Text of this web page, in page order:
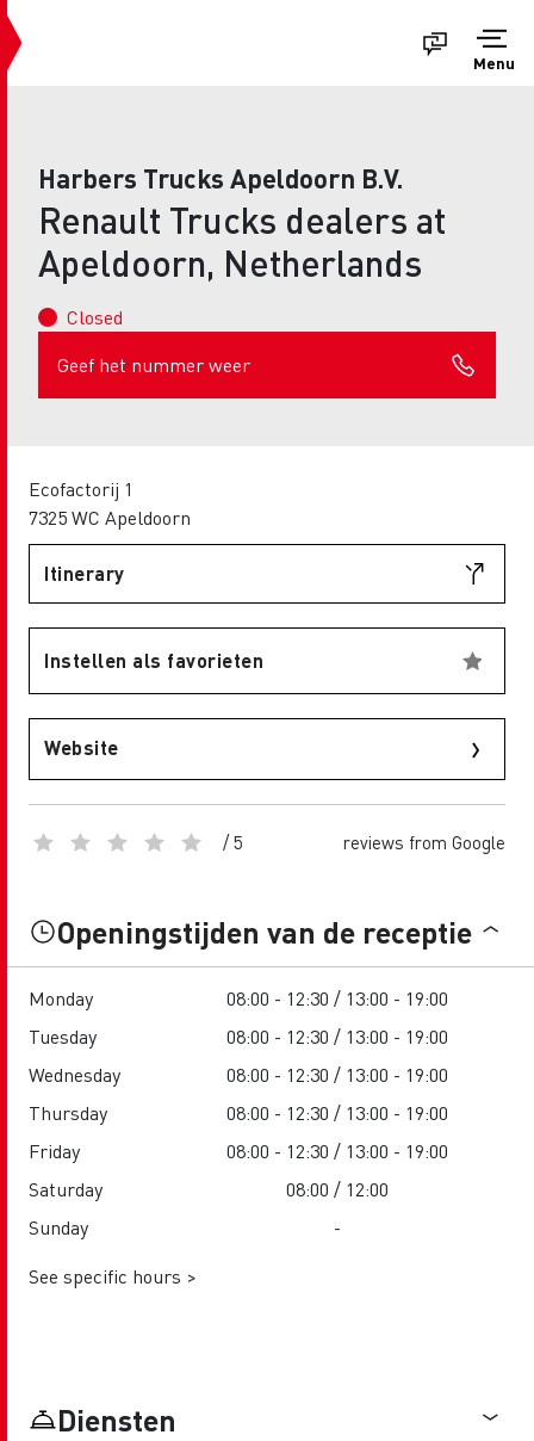
Menu
Harbers Trucks Apeldoorn B.V.
Renault Trucks dealers at
Apeldoorn, Netherlands
Closed
Geef het nummer weer
Ecofactorij 1
7325 WC Apeldoorn
Itinerary
Instellen als favorieten
Website
/ 5 reviews from Google
Openingstijden van de receptie
Monday
08:00 - 12:30 / 13:00 - 19:00
Tuesday
08:00 - 12:30 / 13:00 - 19:00
Wednesday
08:00 - 12:30 / 13:00 - 19:00
Thursday
08:00 - 12:30 / 13:00 - 19:00
Friday
08:00 - 12:30 / 13:00 - 19:00
Saturday
08:00 / 12:00
Sunday
-
See specific hours >
Diensten